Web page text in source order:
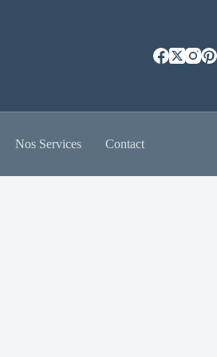
Nos Services Contact